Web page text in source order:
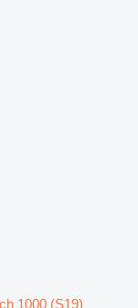
1000 (S19)